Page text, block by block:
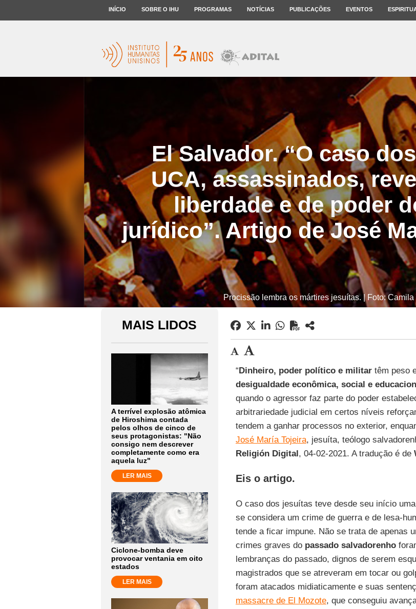
INÍCIO SOBRE O IHU PROGRAMAS NOTÍCIAS PUBLICAÇÕES EVENTOS
El Salvador. “O caso
UCA, assassinados,
liberdade e de poder
jurídico”. Artigo de José
Procissão lembra os mártires jesuítas. | Foto:
MAIS LIDOS
A terrível explosão atômica
de Hiroshima contada
pelos olhos de cinco de
seus protagonistas: "Não
consigo nem descrever
completamente como era
aquela luz"
LER MAIS
Ciclone-bomba deve
provocar ventania em oito
estados
LER MAIS
“Dinheiro, poder político e militartêm peso
desigualdade econômica, social e
quando o agressor faz parte do poder
arbitrariedade judicial em certos níveis
tendem a ganhar processos no exterior,
José María Tojeira, jesuíta, teólogo
Religión Digital, 04-02-2021. A tradução é de
Eis o artigo.
O caso dos jesuítas teve desde seu início
se considera um crime de guerra e de lesa-
tende a ficar impune. Não se trata de apenas
crimes graves do passado salvadorenho
lembranças do passado, dignos de serem
magistrados que se atreveram em tocar ou
foram atacados midiaticamente e suas
massacre de El Mozote, que conseguiu